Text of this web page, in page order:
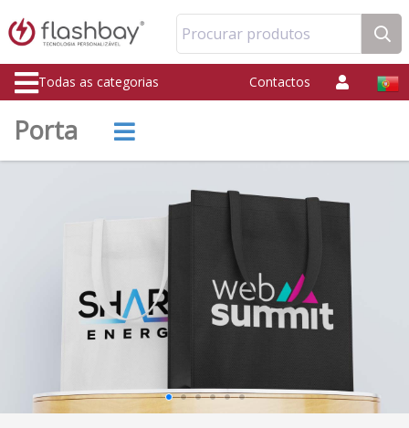
Procurar produtos
Todas as categorias Contactos
Porta